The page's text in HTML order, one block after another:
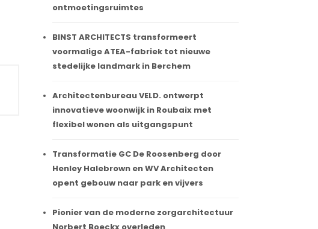
ontmoetingsruimtes
BINST ARCHITECTS transformeert
voormalige ATEA-fabriek tot nieuwe
stedelijke landmark in Berchem
Architectenbureau VELD. ontwerpt
innovatieve woonwijk in Roubaix met
flexibel wonen als uitgangspunt
Transformatie GC De Roosenberg door
Henley Halebrown en WV Architecten
opent gebouw naar park en vijvers
Pionier van de moderne zorgarchitectuur